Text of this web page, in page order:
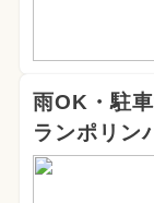
雨OK・駐
ランポリン